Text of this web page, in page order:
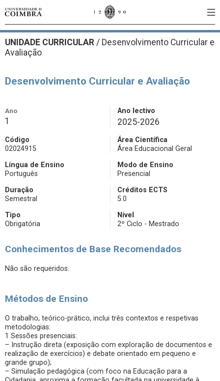
UNIDADE CURRICULAR / Desenvolvimento Curricular e
Avaliação
Desenvolvimento Curricular e Avaliação
Ano
1
Ano lectivo
2025-2026
Código
02024915
Área Científica
Área Educacional Geral
Língua de Ensino
Português
Modo de Ensino
Presencial
Duração
Semestral
Créditos ECTS
5.0
Tipo
Obrigatória
Nível
2º Ciclo - Mestrado
Conhecimentos de Base Recomendados
Não são requeridos.
Métodos de Ensino
O trabalho, teórico-prático, inclui três contextos e respetivas
metodologias:
1 Sessões presenciais:
– Instrução direta (exposição com exploração de documentos e
realização de exercícios) e debate orientado em pequeno e
grande grupo);
– Simulação pedagógica (com foco na Educação para a